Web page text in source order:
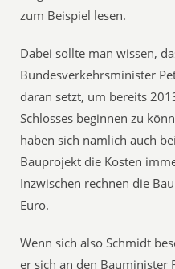
zum Beispiel lesen.
Dabei sollte man wissen,
Bundesverkehrsminister
daran setzt, um bereits
Schlosses beginnen zu
haben sich nämlich auch
Bauprojekt die Kosten
Inzwischen rechnen die
Euro.
Wenn sich also Schmidt
er sich an den Bauminister